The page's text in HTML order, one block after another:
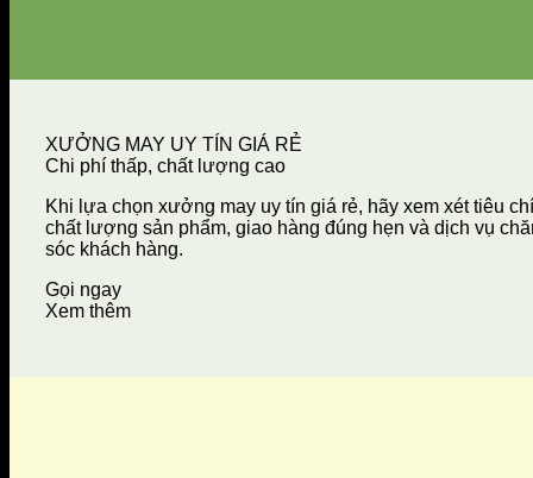
XƯỞNG MAY UY TÍN GIÁ RẺ
Chi phí thấp, chất lượng cao
Khi lựa chọn xưởng may uy tín giá rẻ, hãy xem xét tiêu
chất lượng sản phẩm, giao hàng đúng hẹn và dịch vụ
sóc khách hàng.
Gọi ngay
Xem thêm